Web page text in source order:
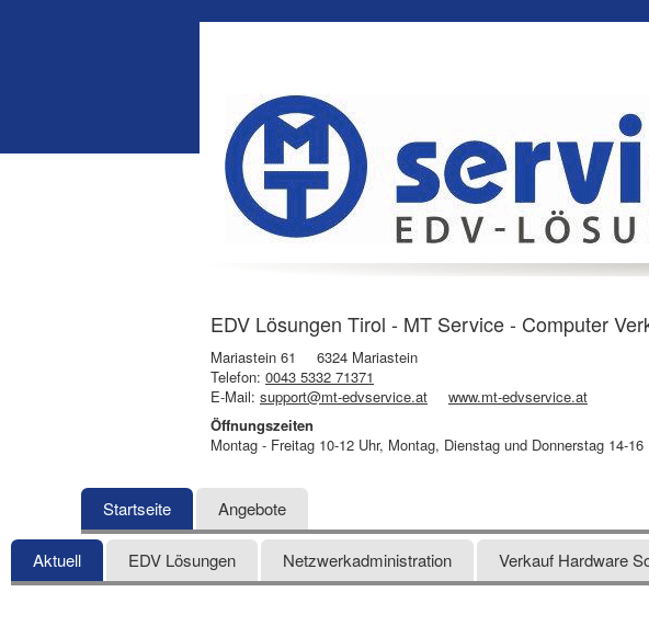
EDV Lösungen Tirol - MT Service - Computer
Mariastein 61
6324 Mariastein
Telefon: 0043 5332 71371
E-Mail: support@mt-edvservice.at
www.mt-edvservice.at
Öffnungszeiten
Montag - Freitag 10-12 Uhr, Montag, Dienstag und Donnerstag 14-
Startseite Angebote
Aktuell EDV Lösungen Netzwerkadministration Verkauf Hardware